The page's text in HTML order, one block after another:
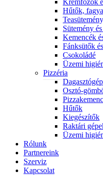
Krémfőzők
Hűtők,
Sütemény
Kemencék
Fánksütők
Csokoládé
Üzemi
Pizzéria
Osztó-
Hűtők
Kiegészítők
Raktári
Üzemi
Rólunk
Partnereink
Szerviz
Kapcsolat